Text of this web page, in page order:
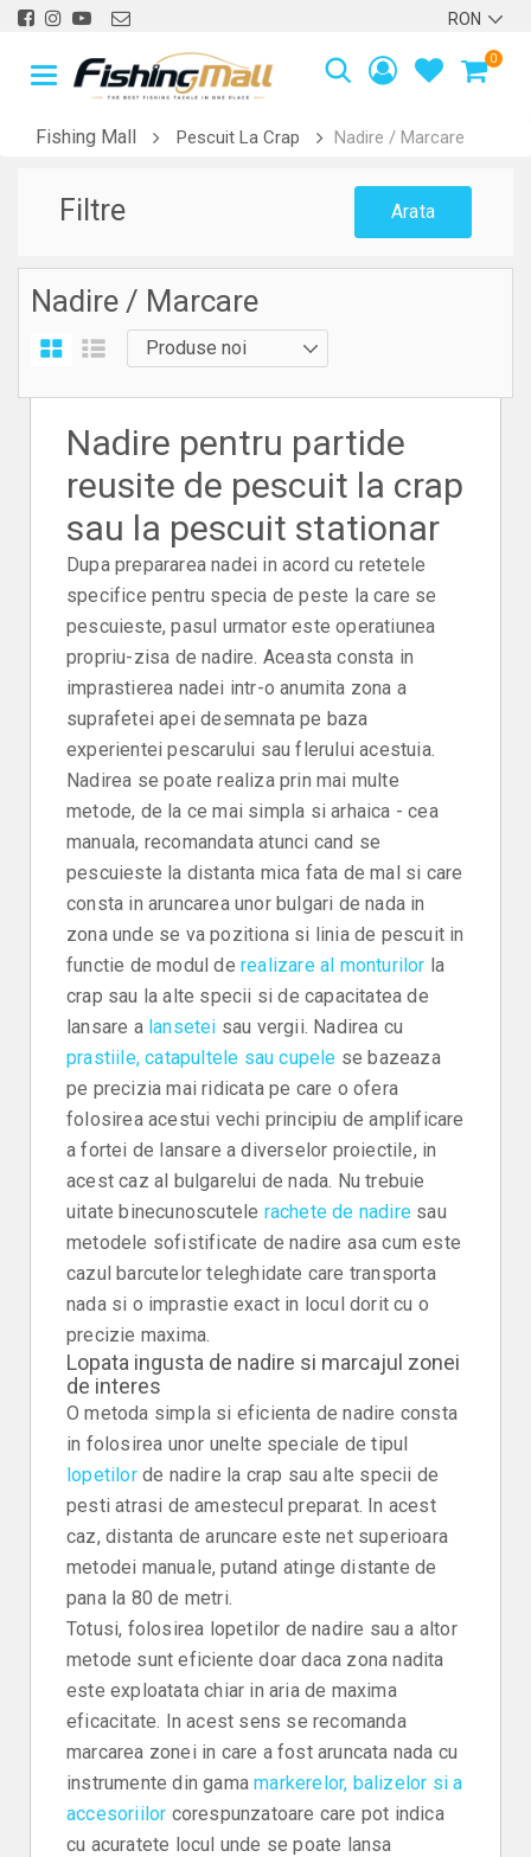
0
Fishing Mall Pescuit La Crap Nadire / Marcare
Filtre Arata
Nadire / Marcare
Nadire pentru partide
reusite de pescuit la crap
sau la pescuit stationar
Dupa prepararea nadei in acord cu retetele
specifice pentru specia de peste la care se
pescuieste, pasul urmator este operatiunea
propriu-zisa de nadire. Aceasta consta in
imprastierea nadei intr-o anumita zona a
suprafetei apei desemnata pe baza
experientei pescarului sau flerului acestuia.
Nadirea se poate realiza prin mai multe
metode, de la ce mai simpla si arhaica - cea
manuala, recomandata atunci cand se
pescuieste la distanta mica fata de mal si care
consta in aruncarea unor bulgari de nada in
zona unde se va pozitiona si linia de pescuit in
functie de modul de realizare al monturilor la
crap sau la alte specii si de capacitatea de
lansare a lansetei sau vergii. Nadirea cu
prastiile, catapultele sau cupele se bazeaza
pe precizia mai ridicata pe care o ofera
folosirea acestui vechi principiu de amplificare
a fortei de lansare a diverselor proiectile, in
acest caz al bulgarelui de nada. Nu trebuie
uitate binecunoscutele rachete de nadire sau
metodele sofistificate de nadire asa cum este
cazul barcutelor teleghidate care transporta
nada si o imprastie exact in locul dorit cu o
precizie maxima.
Lopata ingusta de nadire si marcajul zonei
de interes
O metoda simpla si eficienta de nadire consta
in folosirea unor unelte speciale de tipul
lopetilorde nadire la crap sau alte specii de
pesti atrasi de amestecul preparat. In acest
caz, distanta de aruncare este net superioara
metodei manuale, putand atinge distante de
pana la 80 de metri.
Totusi, folosirea lopetilor de nadire sau a altor
metode sunt eficiente doar daca zona nadita
este exploatata chiar in aria de maxima
eficacitate. In acest sens se recomanda
marcarea zonei in care a fost aruncata nada cu
instrumente din gamamarkerelor, balizelor si a
accesoriilor corespunzatoare care pot indica
cu acuratete locul unde se poate lansa